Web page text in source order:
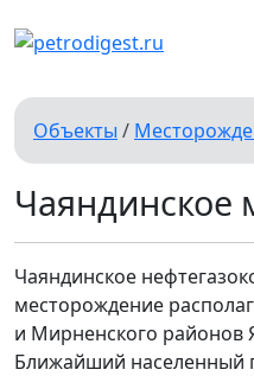
Объекты /
Чаяндинское
Чаяндинское
месторождение
и Мирненского районов
Ближайший населенный